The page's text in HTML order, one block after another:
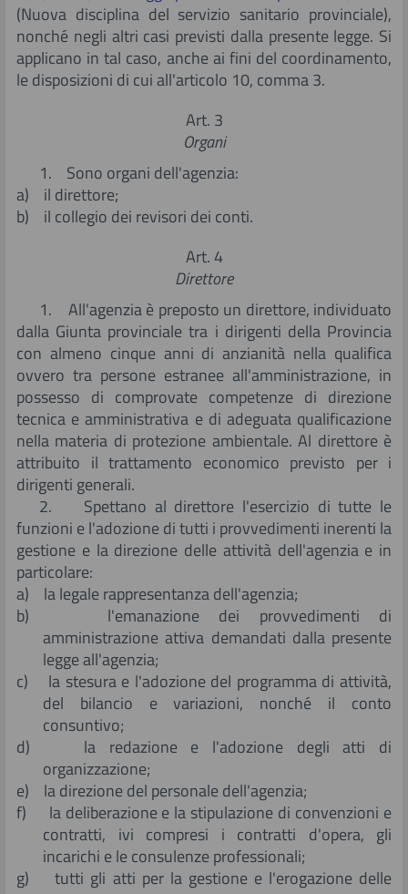
(Nuova disciplina del servizio sanitario provinciale),
nonché negli altri casi previsti dalla presente legge. Si
applicano in tal caso, anche ai fini del coordinamento,
le disposizioni di cui all'articolo 10, comma 3.
Art. 3
Organi
1. Sono organi dell'agenzia:
a) il direttore;
b) il collegio dei revisori dei conti.
Art. 4
Direttore
1. All'agenzia è preposto un direttore, individuato
dalla Giunta provinciale tra i dirigenti della Provincia
con almeno cinque anni di anzianità nella qualifica
ovvero tra persone estranee all'amministrazione, in
possesso di comprovate competenze di direzione
tecnica e amministrativa e di adeguata qualificazione
nella materia di protezione ambientale. Al direttore è
attribuito il trattamento economico previsto per i
dirigenti generali.
2. Spettano al direttore l'esercizio di tutte le
funzioni e l'adozione di tutti i provvedimenti inerenti la
gestione e la direzione delle attività dell'agenzia e in
particolare:
a) la legale rappresentanza dell'agenzia;
b) l'emanazione dei provvedimenti di
amministrazione attiva demandati dalla presente
legge all'agenzia;
c) la stesura e l'adozione del programma di attività,
del bilancio e variazioni, nonché il conto
consuntivo;
d) la redazione e l'adozione degli atti di
organizzazione;
e) la direzione del personale dell'agenzia;
f) la deliberazione e la stipulazione di convenzioni e
contratti, ivi compresi i contratti d'opera, gli
incarichi e le consulenze professionali;
g) tutti gli atti per la gestione e l'erogazione delle